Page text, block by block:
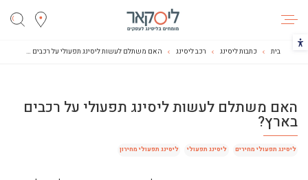
הכפתור משנה את צבעי הקונטרסט
בית כתבות ליסינג רכב ליסינג האם משתלם לעשות ליסינג תפעולי על רכבים בארץ?
מדריך מקוצר לבחירת רכב הליסינג שמתאים לך
רכב לעסק: רכב פרטי או רכב מסחרי?
האם משתלם לעשות ליסינג תפעולי על רכבים
בארץ?
ליסינג תפעולי מחירים ליסינג תפעולי ליסינג תפעולי מחירון